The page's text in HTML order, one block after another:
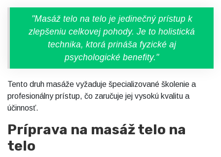
"Masáž telo na telo je jedinečný prístup k
zlepšeniu celkovej pohody. Je to holistická
technika, ktorá prináša fyzické aj
psychologické benefity."
Tento druh masáže vyžaduje špecializované školenie a
profesionálny prístup, čo zaručuje jej vysokú kvalitu a
účinnosť.
Príprava na masáž telo na
telo